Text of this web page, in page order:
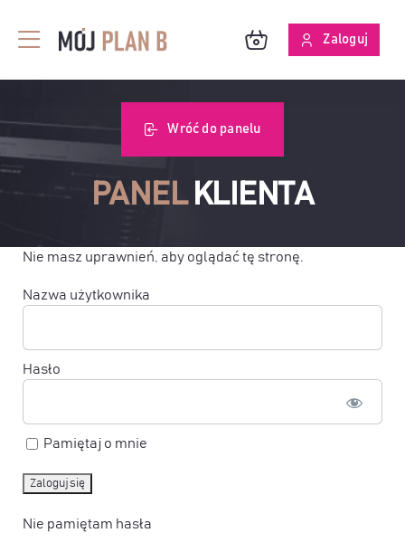
zawartości
Toggle
Navigation
SKUTECZNOŚĆ ANALIZ
Zaloguj
Wróć do panelu
PANEL KLIENTA
Nie masz uprawnień, aby oglądać tę stronę.
Nazwa użytkownika
Hasło
Pamiętaj o mnie
Nie pamiętam hasła